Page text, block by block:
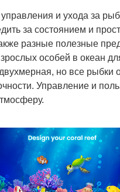
и ухода за
за состоянием и
разные полезные
особей в океан
но все
Управление и